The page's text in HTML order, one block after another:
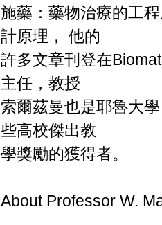
施藥：藥物治療的工
計原理， 他的
許多文章刊登在
主任，教授
索爾茲曼也是耶魯大
些高校傑出教
學獎勵的獲得者。
About Professor W.